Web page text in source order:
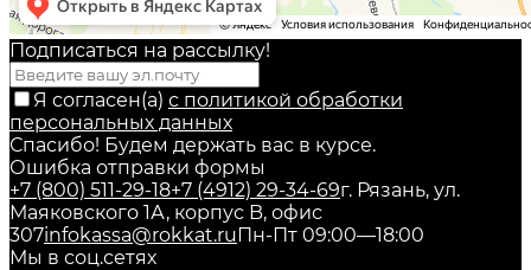
Подписаться на рассылкy!
Я согласен(a) с политикой обработки
персональных данных
Спасибо! Будем держать вас в курсе.
Ошибка отправки формы
+7 (800) 511-29-18+7 (4912) 29-34-69г. Рязань, ул.
Маяковского 1А, корпус B, офис
307infokassa@rokkat.ruПн-Пт 09:00—18:00
Мы в соц.сетях